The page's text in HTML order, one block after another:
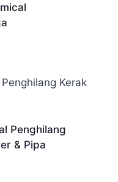
Penghilang
& Pipa